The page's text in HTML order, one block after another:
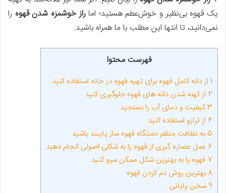
یک قهوه بی‌نظیر و خوش‌عطم هستید؛ اماراز خوشمزه شدن قهوه را
نمی‌دانید، تا انتها این مطلب با ما همراه باشید.
فهرست محتوا
1 از دانه کامل قهوه برای تهیه قهوه در خانه استفاده کنید
2 از کهنه شدن دانه‌ های قهوه جلوگیری کنید
3کیفیت و دمای آب را بسنجید
4 از ترازو استفاده کنید
5به نظافت منظم دستگاه قهوه ساز پایبند باشید
6 عمل عصاره گیری از قهوه را به شکلی اصولی انجام دهید
7 قهوه را به بهترین شکل ممکن سرو کنید
8بهترین روش دم کردن قهوه
9 سخن پایانی